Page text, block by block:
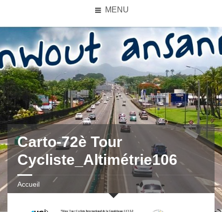
MENU
Carto-72è Tour
Cycliste_Altimétrie106
Accueil